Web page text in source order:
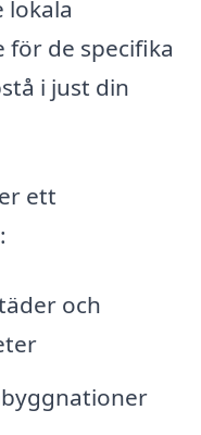
lokala
de specifika
i just din
ett
och